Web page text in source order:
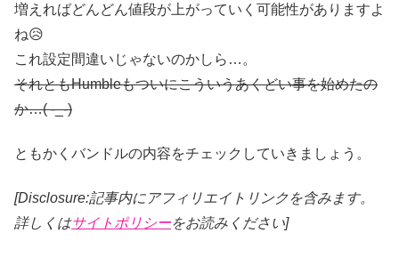
増えればどんどん値段が上がっていく可能性がありますよ
ね😥
これ設定間違いじゃないのかしら…。
それともHumbleもついにこういうあくどい事を始めたの
か…( -_-)
ともかくバンドルの内容をチェックしていきましょう。
[Disclosure:記事内にアフィリエイトリンクを含みます。
詳しくはサイトポリシーをお読みください]